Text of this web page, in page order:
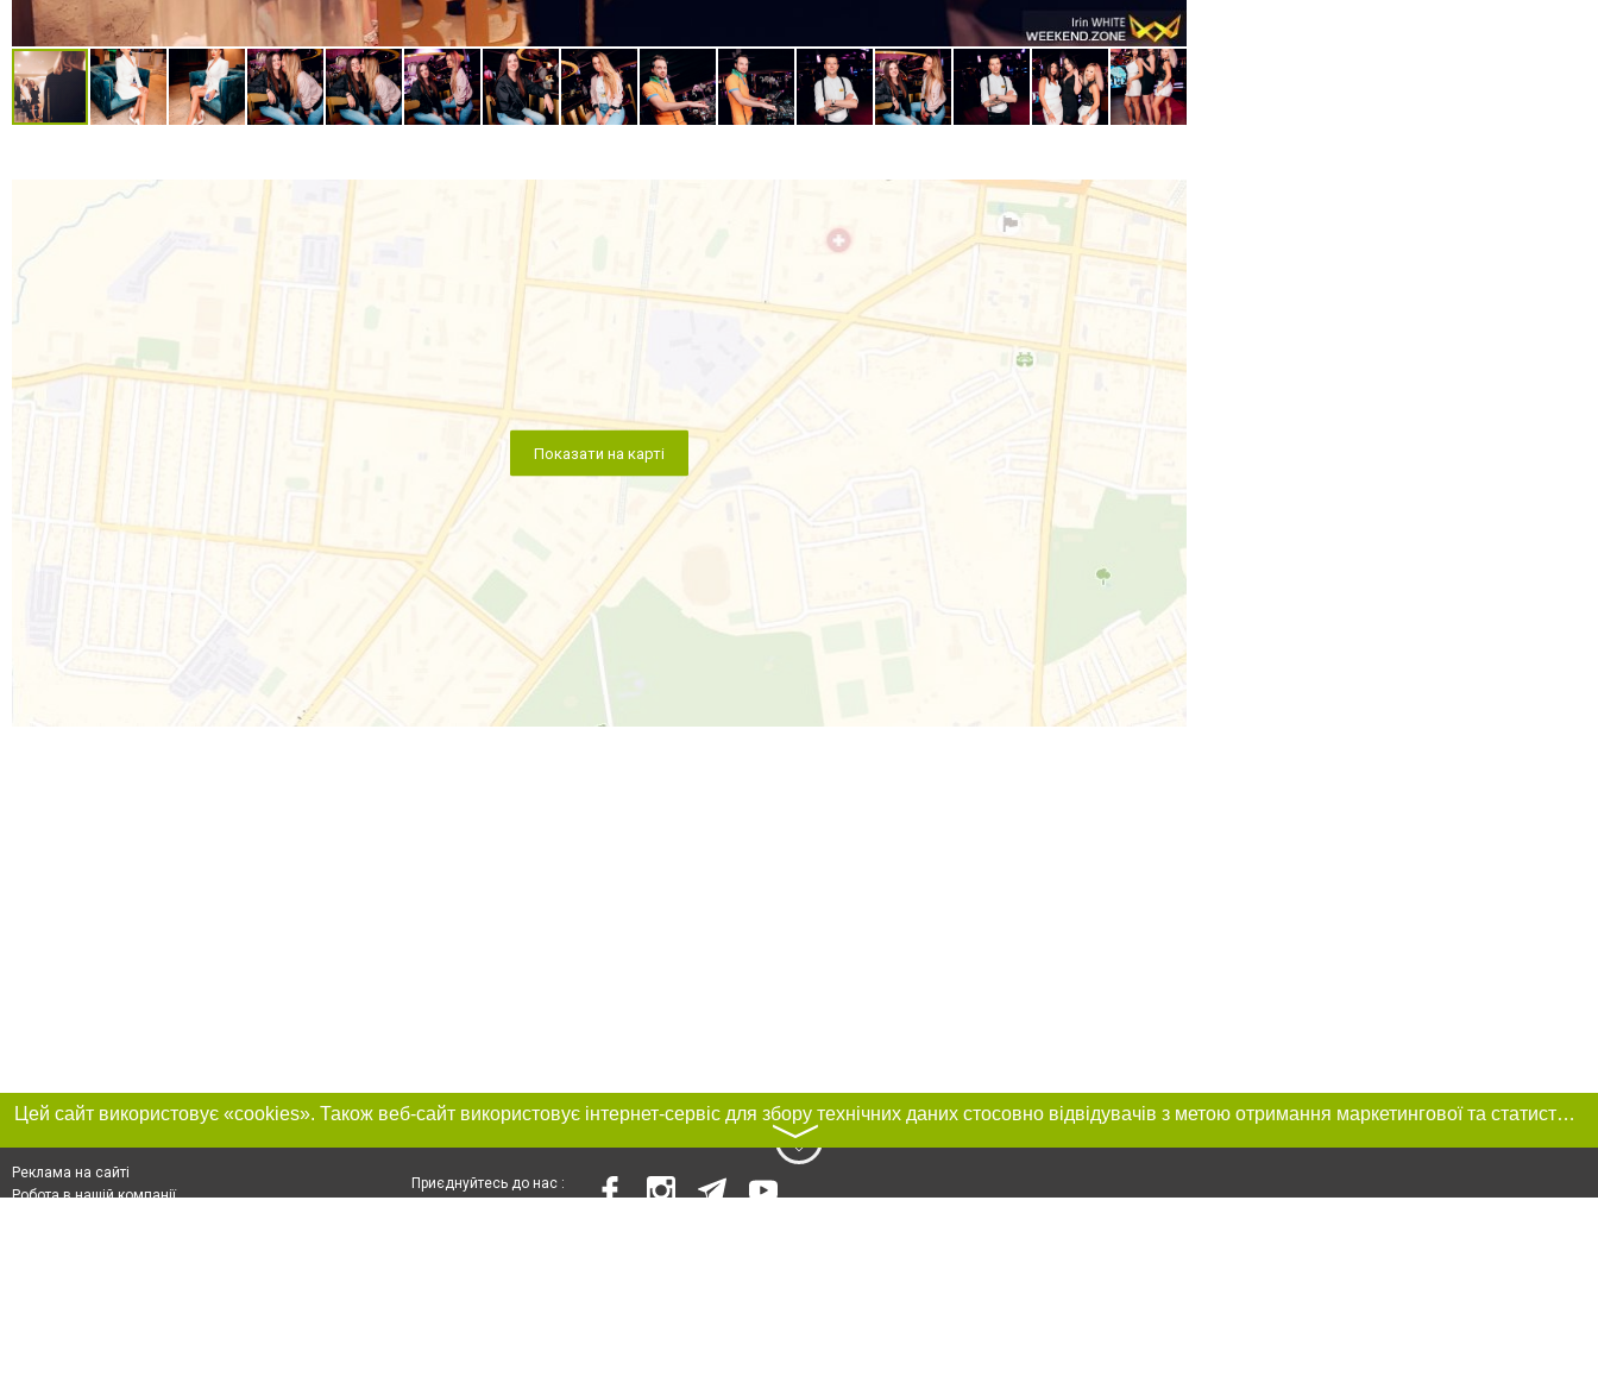
Показати на карті
Цей сайт використовує «cookies». Також веб-сайт використовує інтернет-сервіс для збору технічних даних стосовно відвідувачів з метою отримання маркетингової та статистичної інформації. Умови обробки даних відвідувачів сайту див.
〉
Реклама на сайті
Робота в нашій компанії
Приєднуйтесь до нас :